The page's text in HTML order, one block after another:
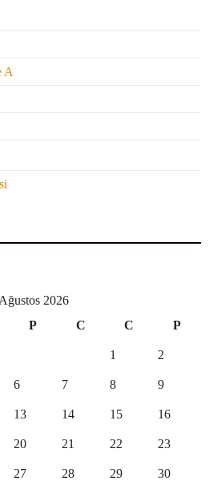
A
Ağustos 2026
P C C P
1 2
6 7 8 9
13 14 15 16
20 21 22 23
27 28 29 30